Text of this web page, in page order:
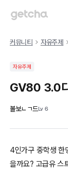
커뮤니티 자유주제
자유주제
GV80 3.0
볼보ㄴㄱ드Lv6
4인가구 중학생 한
을까요? 고급유 스